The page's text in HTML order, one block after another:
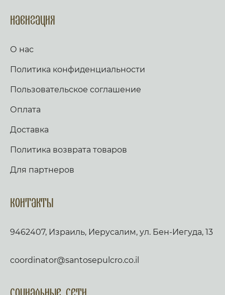
Навигация
О нас
Политика конфиденциальности
Пользовательское соглашение
Оплата
Доставка
Политика возврата товаров
Для партнеров
Контакты
9462407, Израиль, Иерусалим, ул. Бен-Иегуда, 13
coordinator@santosepulcro.co.il